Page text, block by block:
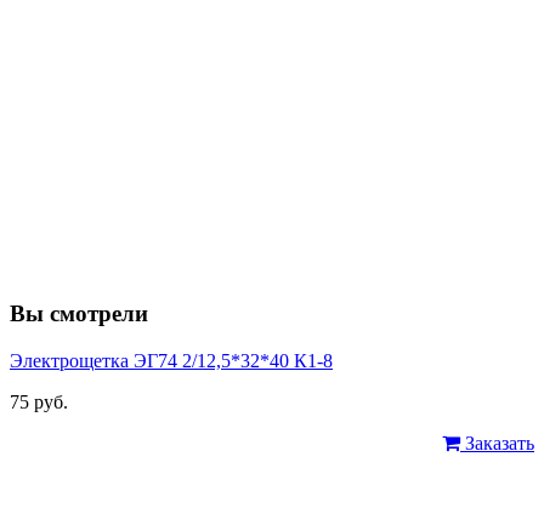
Вы смотрели
Электрощетка ЭГ74 2/12,5*32*40 К1-8
75 руб.
Заказать